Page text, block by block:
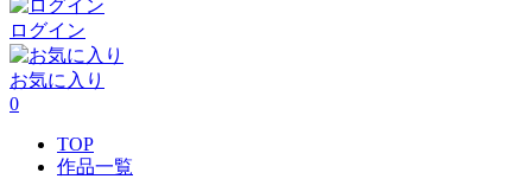
ログイン
お気に入り
0
TOP
作品一覧